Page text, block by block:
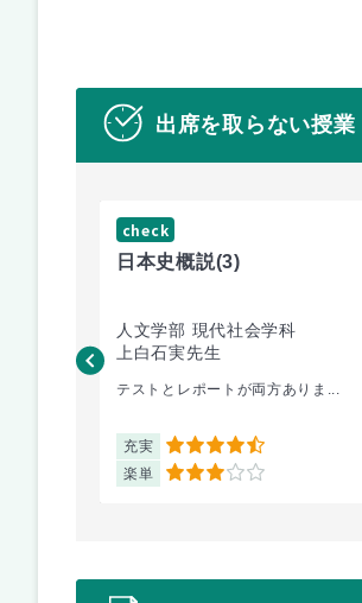
出席を取らない授業
check
日本史概説(3)
人文学部 現代社会学科
上白石実先生
テストとレポートが両方ありま...
充実 4.5
楽単 3